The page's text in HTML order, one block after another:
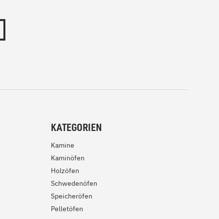
KATEGORIEN
Kamine
Kaminöfen
Holzöfen
Schwedenöfen
Speicheröfen
Pelletöfen